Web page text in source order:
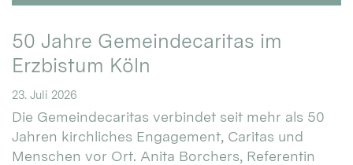
50 Jahre Gemeindecaritas im
Erzbistum Köln
23. Juli 2026
Die Gemeindecaritas verbindet seit mehr als 50
Jahren kirchliches Engagement, Caritas und
Menschen vor Ort. Anita Borchers, Referentin